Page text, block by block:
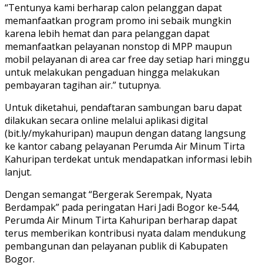
“Tentunya kami berharap calon pelanggan dapat
memanfaatkan program promo ini sebaik mungkin
karena lebih hemat dan para pelanggan dapat
memanfaatkan pelayanan nonstop di MPP maupun
mobil pelayanan di area car free day setiap hari minggu
untuk melakukan pengaduan hingga melakukan
pembayaran tagihan air.” tutupnya.
Untuk diketahui, pendaftaran sambungan baru dapat
dilakukan secara online melalui aplikasi digital
(bit.ly/mykahuripan) maupun dengan datang langsung
ke kantor cabang pelayanan Perumda Air Minum Tirta
Kahuripan terdekat untuk mendapatkan informasi lebih
lanjut.
Dengan semangat “Bergerak Serempak, Nyata
Berdampak” pada peringatan Hari Jadi Bogor ke-544,
Perumda Air Minum Tirta Kahuripan berharap dapat
terus memberikan kontribusi nyata dalam mendukung
pembangunan dan pelayanan publik di Kabupaten
Bogor.